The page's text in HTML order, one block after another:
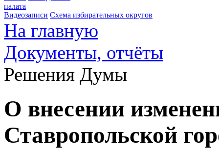
палата
Видеозаписи Схема избирательных округов
На главную
Документы, отчёты
Решения Думы
О внесении
Ставропольской